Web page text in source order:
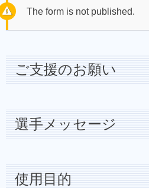
使用目的
ご支援について【必読】
The form is not published.
ご支援のお願い
選手メッセージ
使用目的